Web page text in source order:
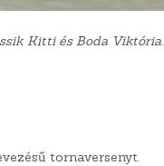
Kitti és Boda Viktória.
tornaversenyt.